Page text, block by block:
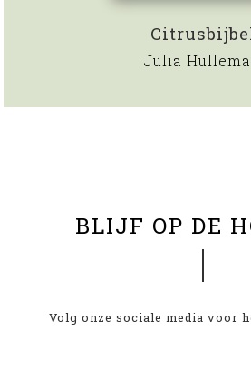
Julia
BLIJF OP DE
Volg onze sociale media voor